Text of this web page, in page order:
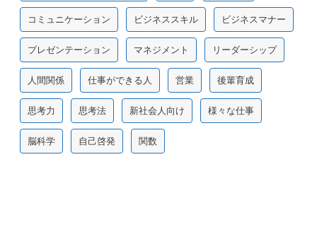
コミュニケーション ビジネススキル ビジネスマナー
プレゼンテーション マネジメント リーダーシップ
人間関係 仕事ができる人 営業 後輩育成
思考力 思考法 新社会人向け 様々な仕事
脳科学 自己啓発 関数